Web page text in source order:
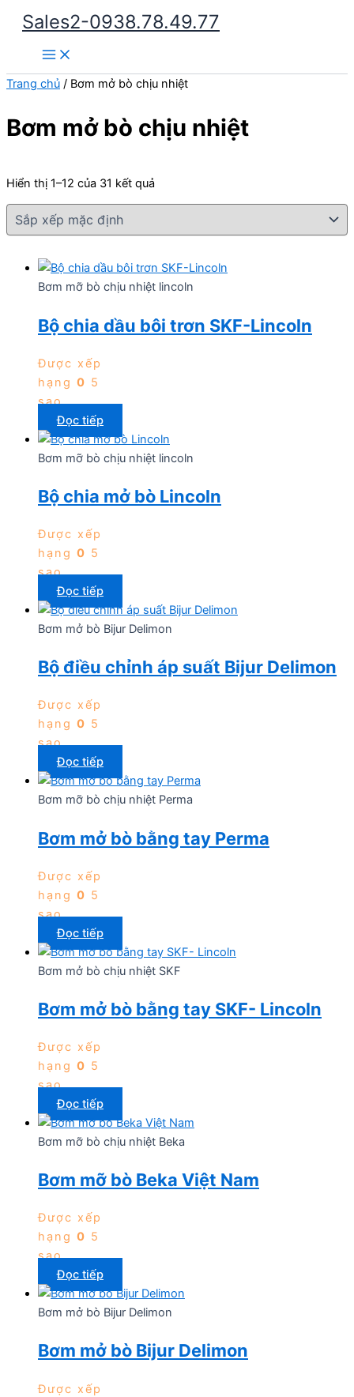
Nhảy
dung
Sales2-0938.78.49.77
Main
Menu
Trang chủ / Bơm mở bò chịu nhiệt
Bơm mở bò chịu nhiệt
Hiển thị 1–12 của 31 kết quả
Bơm mỡ bò chịu nhiệt lincoln
Bộ chia dầu bôi trơn SKF-Lincoln
Được xếp
hạng 0 5
sao
Đọc tiếp
Bơm mỡ bò chịu nhiệt lincoln
Bộ chia mở bò Lincoln
Được xếp
hạng 0 5
sao
Đọc tiếp
Bơm mở bò Bijur Delimon
Bộ điều chỉnh áp suất Bijur Delimon
Được xếp
hạng 0 5
sao
Đọc tiếp
Bơm mỡ bò chịu nhiệt Perma
Bơm mở bò bằng tay Perma
Được xếp
hạng 0 5
sao
Đọc tiếp
Bơm mở bò chịu nhiệt SKF
Bơm mở bò bằng tay SKF- Lincoln
Được xếp
hạng 0 5
sao
Đọc tiếp
Bơm mỡ bò chịu nhiệt Beka
Bơm mỡ bò Beka Việt Nam
Được xếp
hạng 0 5
sao
Đọc tiếp
Bơm mở bò Bijur Delimon
Bơm mở bò Bijur Delimon
Được xếp